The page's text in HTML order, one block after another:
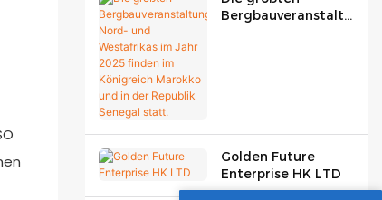
Bergbauveranstaltu
Golden Future
Enterprise HK LTD